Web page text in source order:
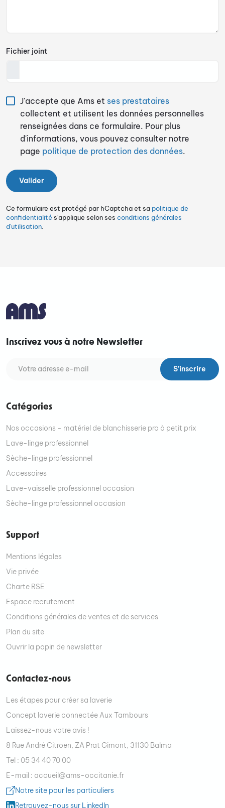
Fichier joint
J'accepte que Ams et ses prestataires
collectent et utilisent les données personnelles
renseignées dans ce formulaire. Pour plus
d'informations, vous pouvez consulter notre
page politique de protection des données.
Ce formulaire est protégé par hCaptcha et sa politique de
confidentialité s'applique selon ses conditions générales
d'utilisation.
Inscrivez vous à notre Newsletter
S’inscrire
Catégories
Nos occasions - matériel de blanchisserie pro à petit prix
Lave-linge professionnel
Sèche-linge professionnel
Accessoires
Lave-vaisselle professionnel occasion
Sèche-linge professionnel occasion
Support
Mentions légales
Vie privée
Charte RSE
Espace recrutement
Conditions générales de ventes et de services
Plan du site
Ouvrir la popin de newsletter
Contactez-nous
Les étapes pour créer sa laverie
Concept laverie connectée Aux Tambours
Laissez-nous votre avis !
8 Rue André Citroen, ZA Prat Gimont, 31130 Balma
Tel : 05 34 40 70 00
E-mail : accueil@ams-occitanie.fr
Notre site pour les particuliers
Retrouvez-nous sur LinkedIn